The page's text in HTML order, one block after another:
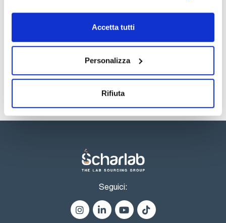
Accetta tutti
Personalizza
Rifiuta
SDS / Scheda di
Sicurezza
Registrati per i download
Seguici: